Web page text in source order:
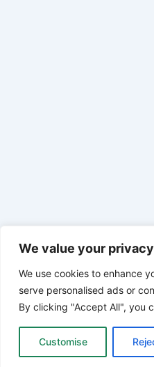
We value your privacy
We use cookies to enhance
serve personalised ads or
By clicking "Accept All", you
Customise